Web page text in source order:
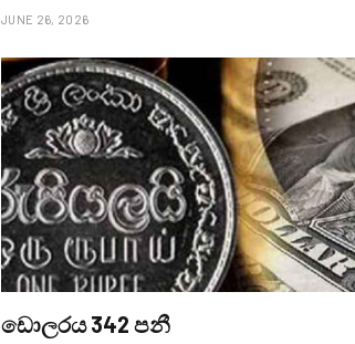
JUNE 26, 2026
ඩොලරය 342 පනී